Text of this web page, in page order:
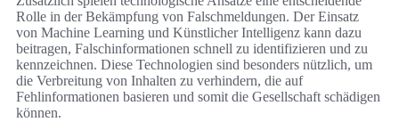
Rolle in der Bekämpfung von Falschmeldungen. Der Einsatz
von Machine Learning und Künstlicher Intelligenz kann dazu
beitragen, Falschinformationen schnell zu identifizieren und zu
kennzeichnen. Diese Technologien sind besonders nützlich, um
die Verbreitung von Inhalten zu verhindern, die auf
Fehlinformationen basieren und somit die Gesellschaft schädigen
können.